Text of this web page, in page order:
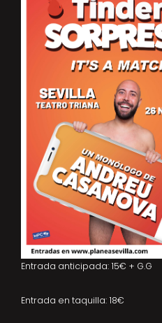
Entrada anticipada: 15€ + G.G
Entrada en taquilla: 18€